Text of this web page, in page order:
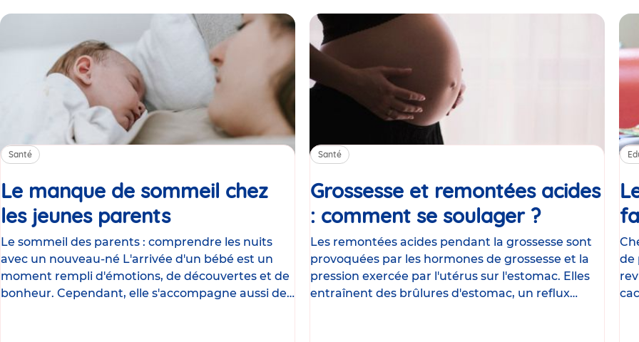
Santé
Le manque de sommeil chez
les jeunes parentsArticle
Le sommeil des parents : comprendre les nuits
avec un nouveau-né L'arrivée d'un bébé est un
moment rempli d'émotions, de découvertes et de
bonheur. Cependant, elle s'accompagne aussi de
Santé
Grossesse et remontées acides
: comment se soulager ?Article
Les remontées acides pendant la grossesse sont
provoquées par les hormones de grossesse et la
pression exercée par l'utérus sur l'estomac. Elles
entraînent des brûlures d'estomac, un reflux
de